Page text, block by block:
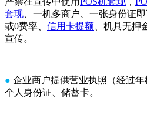
套现 、一机多商户、一张身份证
或0费率、 信用卡提额 、机具无
宣传。
● 企业商户提供营业执照（经过
个人身份证、储蓄卡。